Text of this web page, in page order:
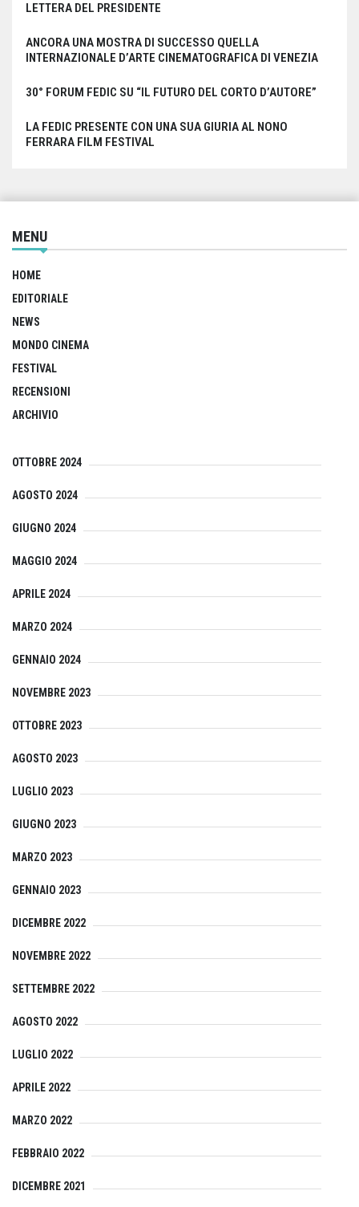
LETTERA DEL PRESIDENTE
ANCORA UNA MOSTRA DI SUCCESSO QUELLA
INTERNAZIONALE D’ARTE CINEMATOGRAFICA DI VENEZIA
30° FORUM FEDIC SU “IL FUTURO DEL CORTO D’AUTORE”
LA FEDIC PRESENTE CON UNA SUA GIURIA AL NONO
FERRARA FILM FESTIVAL
MENU
HOME
EDITORIALE
NEWS
MONDO CINEMA
FESTIVAL
RECENSIONI
ARCHIVIO
OTTOBRE 2024
AGOSTO 2024
GIUGNO 2024
MAGGIO 2024
APRILE 2024
MARZO 2024
GENNAIO 2024
NOVEMBRE 2023
OTTOBRE 2023
AGOSTO 2023
LUGLIO 2023
GIUGNO 2023
MARZO 2023
GENNAIO 2023
DICEMBRE 2022
NOVEMBRE 2022
SETTEMBRE 2022
AGOSTO 2022
LUGLIO 2022
APRILE 2022
MARZO 2022
FEBBRAIO 2022
DICEMBRE 2021